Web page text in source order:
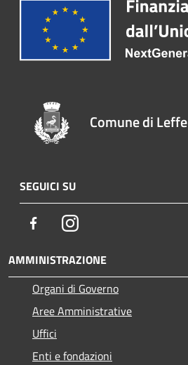
Comune di Leffe
SEGUICI SU
FacebookInstagram
AMMINISTRAZIONE
Organi di Governo
Aree Amministrative
Uffici
Enti e fondazioni